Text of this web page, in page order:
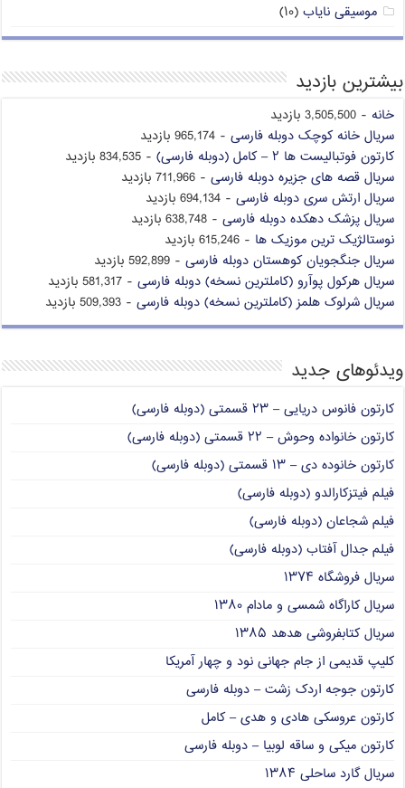
موسیقی نایاب (۱۰)
بیشترین بازدید
خانه - 3,505,500 بازدید
سریال خانه کوچک دوبله فارسی - 965,174 بازدید
کارتون فوتبالیست ها ۲ – کامل (دوبله فارسی)
- 834,535 بازدید
سریال قصه های جزیره دوبله فارسی - 711,966 بازدید
سریال ارتش سری دوبله فارسی - 694,134 بازدید
سریال پزشک دهکده دوبله فارسی - 638,748 بازدید
نوستالژیک ترین موزیک ها - 615,246 بازدید
سریال جنگجویان کوهستان دوبله فارسی - 592,899 بازدید
سریال هرکول پوآرو (کاملترین نسخه) دوبله فارسی - 581,317 بازدید
سریال شرلوک هلمز (کاملترین نسخه) دوبله فارسی - 509,393 بازدید
ویدئوهای جدید
کارتون فانوس دریایی – ۲۳ قسمتی (دوبله فارسی)
کارتون خانواده وحوش – ۲۲ قسمتی (دوبله فارسی)
کارتون خانوده دی – ۱۳ قسمتی (دوبله فارسی)
فیلم فیتزکارالدو (دوبله فارسی)
فیلم شجاعان (دوبله فارسی)
فیلم جدال آفتاب (دوبله فارسی)
سریال فروشگاه ۱۳۷۴
سریال کاراگاه شمسی و مادام ۱۳۸۰
سریال کتابفروشی هدهد ۱۳۸۵
کلیپ قدیمی از جام جهانی نود و چهار آمریکا
کارتون جوجه اردک زشت – دوبله فارسی
کارتون عروسکی هادی و هدی – کامل
کارتون میکی و ساقه لوبیا – دوبله فارسی
سریال گارد ساحلی ۱۳۸۴